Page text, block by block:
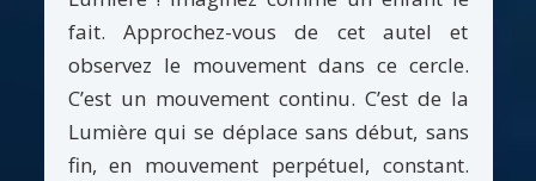
fait. Approchez-vous de cet autel et
observez le mouvement dans ce cercle.
C’est un mouvement continu. C’est de la
Lumière qui se déplace sans début, sans
fin, en mouvement perpétuel, constant.